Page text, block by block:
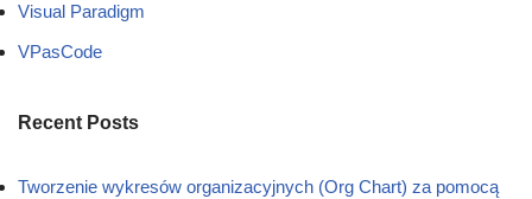
Visual Paradigm
VPasCode
Recent Posts
Tworzenie wykresów organizacyjnych (Org Chart) za pomocą